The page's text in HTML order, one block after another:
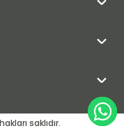
saklıdır.